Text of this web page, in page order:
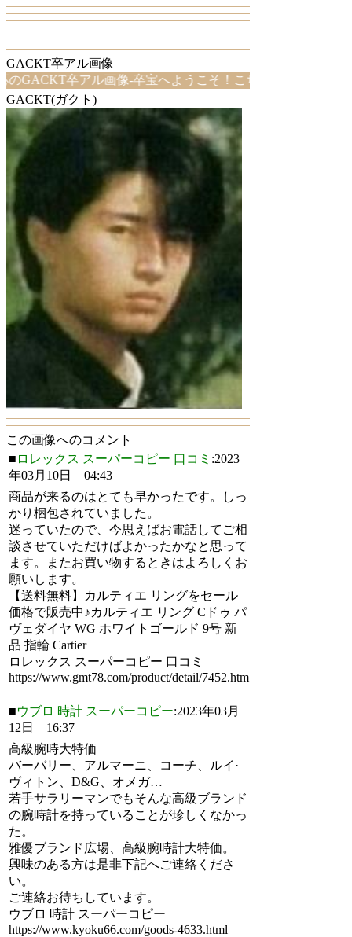
GACKT卒アル画像
卒アル画像-卒宝へようこそ！こちらは、GACKT卒ア
GACKT(ガクト)
この画像へのコメント
■ ロレックス スーパーコピー 口コミ :2023
年03月10日 04:43
商品が来るのはとても早かったです。しっ
かり梱包されていました。
迷っていたので、今思えばお電話してご相
談させていただけばよかったかなと思って
ます。またお買い物するときはよろしくお
願いします。
【送料無料】カルティエ リングをセール
価格で販売中♪カルティエ リング Cドゥ パ
ヴェダイヤ WG ホワイトゴールド 9号 新
品 指輪 Cartier
ロレックス スーパーコピー 口コミ
https://www.gmt78.com/product/detail/7452.htm
■ウブロ 時計 スーパーコピー:2023年03月
12日 16:37
高級腕時大特価
バーバリー、アルマーニ、コーチ、ルイ·
ヴィトン、D&G、オメガ…
若手サラリーマンでもそんな高級ブランド
の腕時計を持っていることが珍しくなかっ
た。
雅優ブランド広場、高級腕時計大特価。
興味のある方は是非下記へご連絡くださ
い。
ご連絡お待ちしています。
ウブロ 時計 スーパーコピー
https://www.kyoku66.com/goods-4633.html